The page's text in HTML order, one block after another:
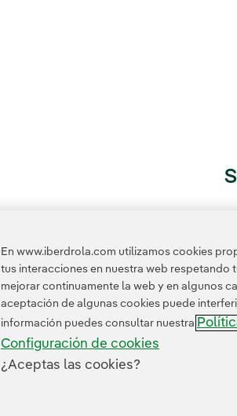
En www.iberdrola.com utilizamos cookies
tus interacciones en nuestra web respetando
mejorar continuamente la web y en algunos
aceptación de algunas cookies puede
información puedes consultar nuestra
Configuración de cookies
¿Aceptas las cookies?